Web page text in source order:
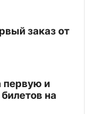
заказ от
первую и
на